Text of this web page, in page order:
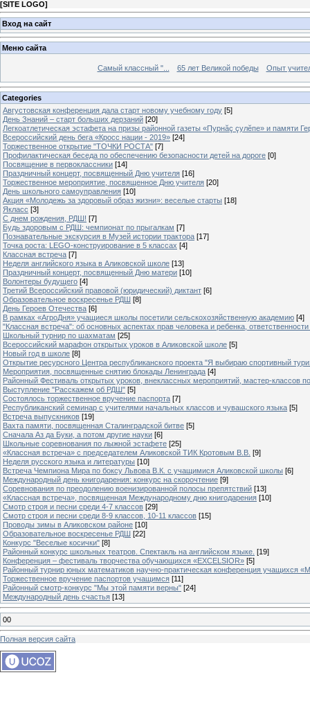
[SITE LOGO]
Вход на сайт
Меню сайта
Самый классный "... 65 лет Великой победы Опыт
Categories
Августовская конференция дала старт новому учебному году [5]
День Знаний – старт больших дерзаний [20]
Легкоатлетическая эстафета на призы районной газеты «Пурнăç çулĕпе» и памяти
Всероссийский день бега «Кросс нации - 2019» [24]
Торжественное открытие "ТОЧКИ РОСТА" [7]
Профилактическая беседа по обеспечению безопасности детей на дороге [0]
Посвящение в первоклассники [14]
Праздничный концерт, посвященный Дню учителя [16]
Торжественное мероприятие, посвященное Дню учителя [20]
День школьного самоуправления [10]
Акция «Молодежь за здоровый образ жизни»: веселые старты [18]
Якласс [3]
С днем рождения, РДШ! [7]
Будь здоровым с РДШ: чемпионат по прыгалкам [7]
Познавательные экскурсия в Музей истории трактора [17]
Точка роста: LEGO-конструирование в 5 классах [4]
Классная встреча [7]
Неделя английского языка в Аликовской школе [13]
Праздничный концерт, посвященный Дню матери [10]
Волонтеры будущего [4]
Третий Всероссийский правовой (юридический) диктант [6]
Образовательное воскресенье РДШ [8]
День Героев Отечества [6]
В рамках «АгроДня» учащиеся школы посетили сельскохозяйственную академию [4]
"Классная встреча": об основных аспектах прав человека и ребенка,
Школьный турнир по шахматам [25]
Всероссийский марафон открытых уроков в Аликовской школе [5]
Новый год в школе [8]
Открытие ресурсного Центра республиканского проекта "Я выбираю спортивный
Мероприятия, посвященные снятию блокады Ленинграда [4]
Районный Фестиваль открытых уроков, внеклассных мероприятий, мастер-классов
Выступление "Расскажем об РДШ" [5]
Состоялось торжественное вручение паспорта [7]
Республиканский семинар с учителями начальных классов и чувашского языка [5]
Встреча выпускников [19]
Вахта памяти, посвященная Сталинградской битве [5]
Сначала Аз да Буки, а потом другие науки [6]
Школьные соревнования по лыжной эстафете [25]
«Классная встреча» с председателем Аликовской ТИК Кротовым В.В. [9]
Неделя русского языка и литературы [10]
Встреча Чемпиона Мира по боксу Львова В.К. с учащимися Аликовской школы [6]
Международный день книгодарения: конкурс на скорочтение [9]
Cоревнования по преодолению военизированной полосы препятствий [13]
«Классная встреча», посвященная Международному дню книгодарения [10]
Смотр строя и песни среди 4-7 классов [29]
Смотр строя и песни среди 8-9 классов, 10-11 классов [15]
Проводы зимы в Аликовском районе [10]
Образовательное воскресенье РДШ [22]
Конкурс "Веселые косички" [8]
Районный конкурс школьных театров. Спектакль на английском языке. [19]
Конференция – фестиваль творчества обучающихся «EXCELSIOR» [5]
Районный турнир юных математиков научно-практическая конференция учащихся
Торжественное вручение паспортов учащимся [11]
Районный смотр-конкурс "Мы этой памяти верны" [24]
Международный день счастья [13]
00
Полная версия сайта